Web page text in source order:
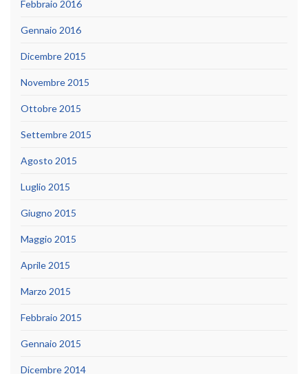
Febbraio 2016
Gennaio 2016
Dicembre 2015
Novembre 2015
Ottobre 2015
Settembre 2015
Agosto 2015
Luglio 2015
Giugno 2015
Maggio 2015
Aprile 2015
Marzo 2015
Febbraio 2015
Gennaio 2015
Dicembre 2014